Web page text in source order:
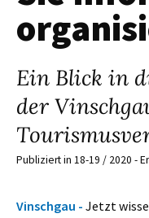
Ein Blick in
der
Publiziert in 18-19 / 2020 -
Vinschgau - Jetzt